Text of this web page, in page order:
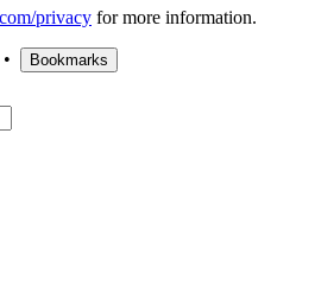
privacy for more information.
• Bookmarks